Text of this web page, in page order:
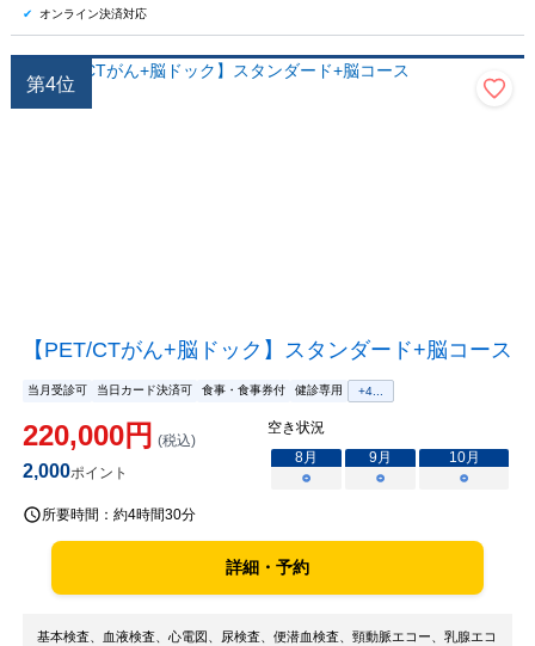
オンライン決済対応
第4位
【PET/CTがん+脳ドック】スタンダード+脳コース
当月受診可 当日カード決済可 食事・食事券付 健診専用 +4...
220,000円 (税込)
2,000ポイント
空き状況
8月 9月 10月
○
○ ○
所要時間： 約4時間30分
詳細・予約
基本検査、血液検査、心電図、尿検査、便潜血検査、頸動脈エコー、乳腺エコ